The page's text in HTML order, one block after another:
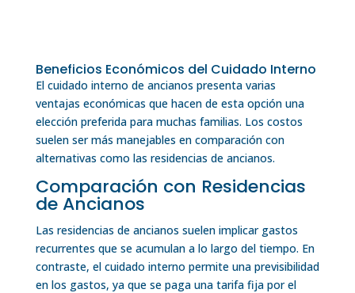
Beneficios Económicos del Cuidado Interno
El cuidado interno de ancianos presenta varias
ventajas económicas que hacen de esta opción una
elección preferida para muchas familias. Los costos
suelen ser más manejables en comparación con
alternativas como las residencias de ancianos.
Comparación con Residencias
de Ancianos
Las residencias de ancianos suelen implicar gastos
recurrentes que se acumulan a lo largo del tiempo. En
contraste, el cuidado interno permite una previsibilidad
en los gastos, ya que se paga una tarifa fija por el